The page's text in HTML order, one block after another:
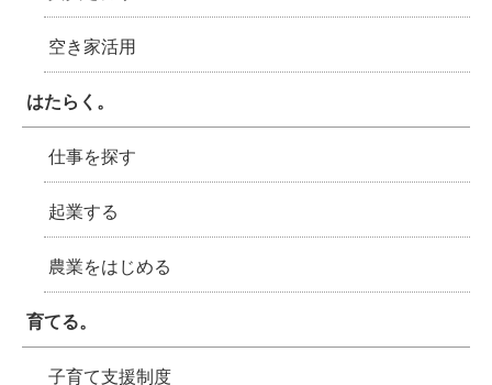
空き家活用
はたらく。
仕事を探す
起業する
農業をはじめる
育てる。
子育て支援制度